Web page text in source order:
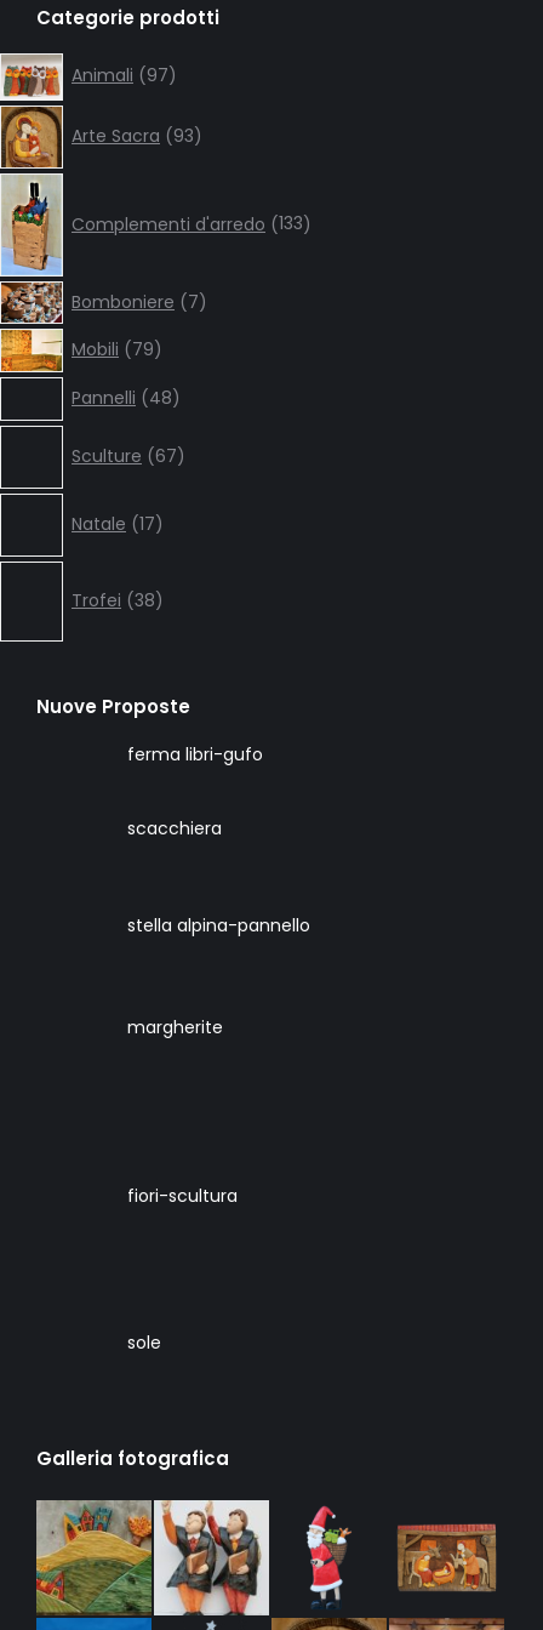
opens
in
new
window
opens
new
opens
new
window
opens
in
new
window
Categorie prodotti
Animali 9797
products
Arte Sacra
93products
Complementi d'arredo 133
products
Bomboniere 77
products
Mobili
7979
products
Pannelli
4848
products
Sculture 67products
Natale 17products
Trofei 38products
Nuove Proposte
ferma libri-gufo
scacchiera
stella alpina-pannello
margherite
fiori-scultura
sole
Galleria fotografica